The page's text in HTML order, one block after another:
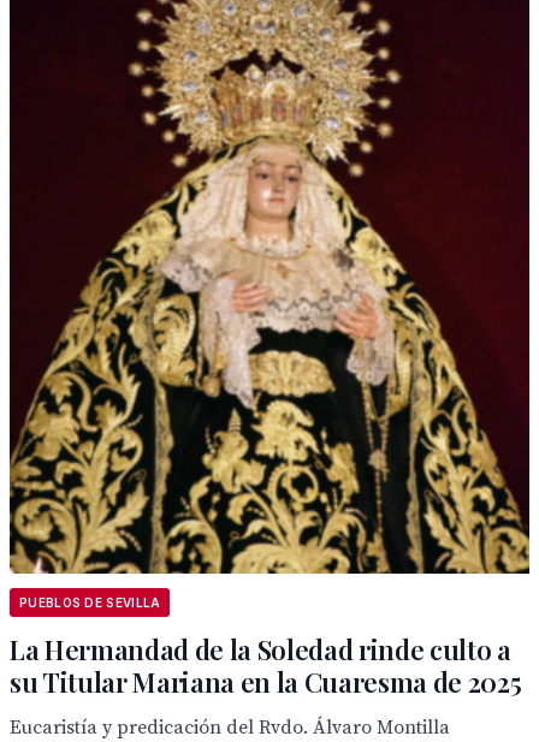
PUEBLOS DE SEVILLA
La Hermandad de la Soledad rinde culto a
su Titular Mariana en la Cuaresma de 2025
Eucaristía y predicación del Rvdo. Álvaro Montilla